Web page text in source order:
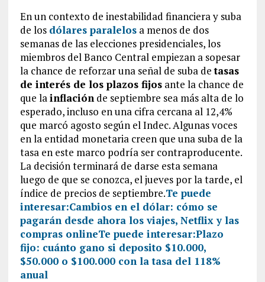
En un contexto de inestabilidad financiera y suba
de los dólares paralelosa menos de dos
semanas de las elecciones presidenciales, los
miembros del Banco Central empiezan a sopesar
la chance de reforzar una señal de suba detasas
de interés de los plazos fijosante la chance de
que lainflaciónde septiembre sea más alta de lo
esperado, incluso en una cifra cercana al 12,4%
que marcó agosto según el Indec. Algunas voces
en la entidad monetaria creen que una suba de la
tasa en este marco podría ser contraproducente.
La decisión terminará de darse esta semana
luego de que se conozca, el jueves por la tarde, el
índice de precios de septiembre.Te puede
interesar:Cambios en el dólar: cómo se
pagarán desde ahora los viajes, Netflix y las
compras onlineTe puede interesar:Plazo
fijo: cuánto gano si deposito $10.000,
$50.000 o $100.000 con la tasa del 118%
anual